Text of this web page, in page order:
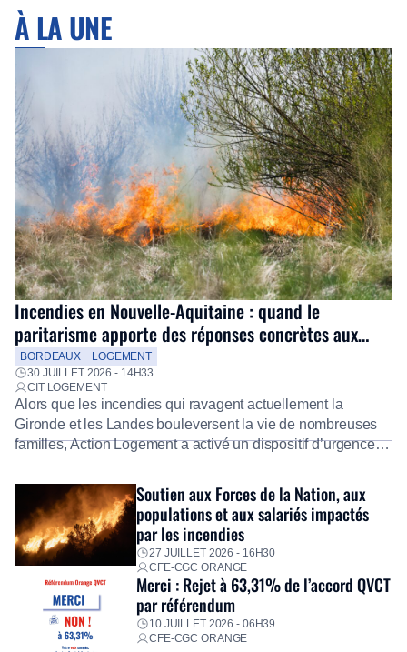
À LA UNE
Incendies en Nouvelle-Aquitaine : quand le
paritarisme apporte des réponses concrètes aux
salariés
BORDEAUX
LOGEMENT
30 JUILLET 2026 - 14H33
CIT LOGEMENT
Alors que les incendies qui ravagent actuellement la
Gironde et les Landes bouleversent la vie de nombreuses
familles, Action Logement a activé un dispositif d’urgence
Fidèle à sa mission d’utilité sociale, le Groupe mobilise
immédiatement ses équipes afin de proposer un diagnostic
personnalisé, des aides financières pour faire face aux
premières dépenses, […]
Soutien aux Forces de la Nation, aux
populations et aux salariés impactés
par les incendies
27 JUILLET 2026 - 16H30
CFE-CGC ORANGE
Merci : Rejet à 63,31% de l’accord QVCT
par référendum
10 JUILLET 2026 - 06H39
CFE-CGC ORANGE